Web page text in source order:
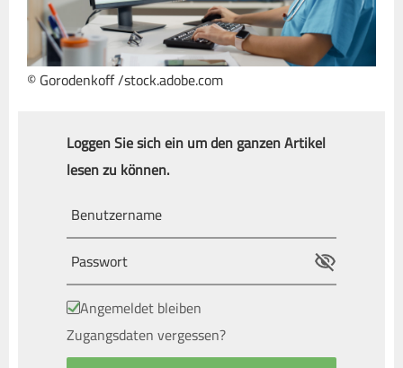
© Gorodenkoff /stock.adobe.com
Loggen Sie sich ein um den ganzen Artikel
lesen zu können.
Angemeldet bleiben
Zugangsdaten vergessen?